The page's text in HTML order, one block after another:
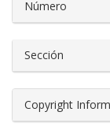
Número
Sección
Copyright